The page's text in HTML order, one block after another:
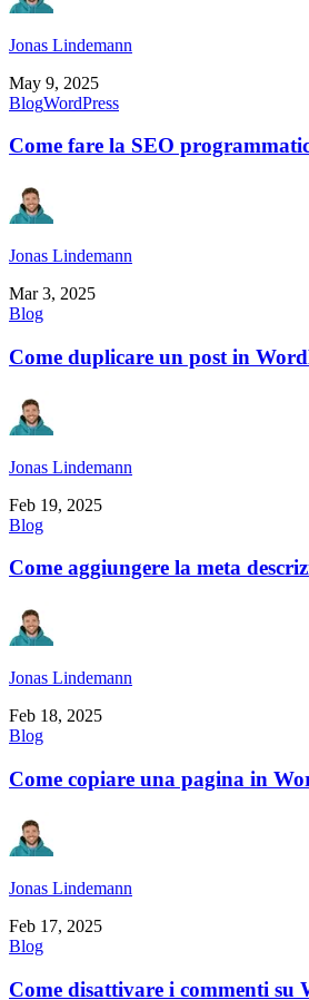
Jonas Lindemann
May 9, 2025
BlogWordPress
Come fare la SEO
Jonas Lindemann
Mar 3, 2025
Blog
Come duplicare un post in
Jonas Lindemann
Feb 19, 2025
Blog
Come aggiungere la meta
Jonas Lindemann
Feb 18, 2025
Blog
Come copiare una pagina in
Jonas Lindemann
Feb 17, 2025
Blog
Come disattivare i commenti su